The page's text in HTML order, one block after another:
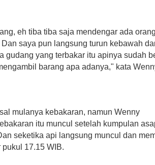
eh tiba tiba saja mendengar ada orang
saya pun langsung turun kebawah
gudang yang terbakar itu apinya sudah
barang apa adanya," kata
mulanya kebakaran, namun Wenny
itu muncul setelah kumpulan
seketika api langsung muncul dan
pukul 17.15 WIB.